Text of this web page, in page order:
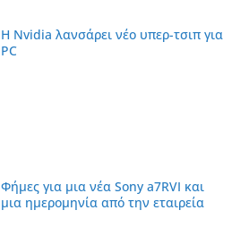
Η Nvidia λανσάρει νέο υπερ-τσιπ για
PC
Φήμες για μια νέα Sony a7RVI και
μια ημερομηνία από την εταιρεία